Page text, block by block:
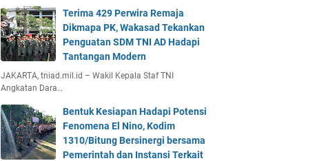
Terima 429 Perwira Remaja
Dikmapa PK, Wakasad Tekankan
Penguatan SDM TNI AD Hadapi
Tantangan Modern
JAKARTA, tniad.mil.id – Wakil Kepala Staf TNI
Angkatan Dara…
Bentuk Kesiapan Hadapi Potensi
Fenomena El Nino, Kodim
1310/Bitung Bersinergi bersama
Pemerintah dan Instansi Terkait